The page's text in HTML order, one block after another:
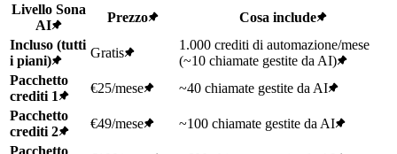
Livello Sona
AI
Prezzo
Cosa include
Incluso (tutti
i piani)
Gratis
1.000 crediti di automazione/mese
(~10 chiamate gestite da AI)
Pacchetto
crediti 1
€25/mese
~40 chiamate gestite da AI
Pacchetto
crediti 2
€49/mese
~100 chiamate gestite da AI
Pacchetto